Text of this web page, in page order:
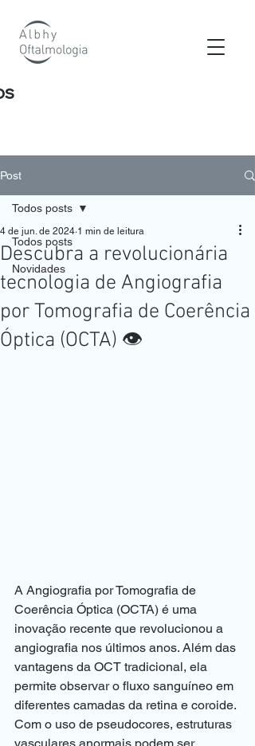
Post
Todos posts
Novidades
Todos posts
Descubra a revolucionária
tecnologia de Angiografia
por Tomografia de Coerência
Óptica (OCTA) 👁️
4 de jun. de 2024 1 min de leitura
A Angiografia por Tomografia de
Coerência Óptica (OCTA) é uma
inovação recente que revolucionou a
angiografia nos últimos anos. Além das
vantagens da OCT tradicional, ela
permite observar o fluxo sanguíneo em
diferentes camadas da retina e coroide.
Com o uso de pseudocores, estruturas